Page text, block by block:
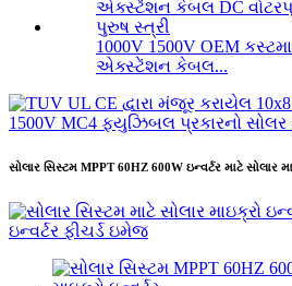
1000V 1500V OEM
એક્સ્ટેંશન કેબલ...
સોલાર સિસ્ટમ MPPT 60HZ 600W ઇન્વર્ટર માટે સોલાર